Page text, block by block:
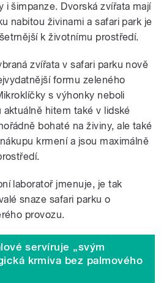
i šimpanze. Dvorská zvířata mají
nabitou živinami a safari park je
k životnímu prostředí.
zvířata v safari parku nově
formu zeleného
s výhonky neboli
hitem také v lidské
bohaté na živiny, ale také
krmení a jsou maximálně
laboratoř jmenuje, je tak
snaze safari parku o
provozu.
servíruje „svým
krmiva bez palmového